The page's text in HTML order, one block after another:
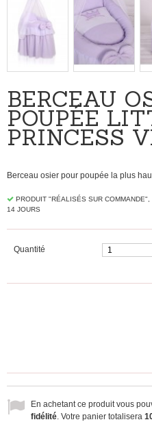
BERCEAU
POUPÉE
PRINCESS
Berceau osier pour poupée la plus
PRODUIT "RÉALISÉS SUR
14 JOURS
Quantité
En achetant ce produit vous
fidélité . Votre panier totalisera